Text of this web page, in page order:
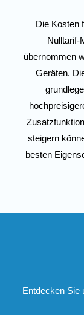
Die Kosten
Nulltarif-
übernommen
Geräten.
steigern
besten
Entdecken Sie